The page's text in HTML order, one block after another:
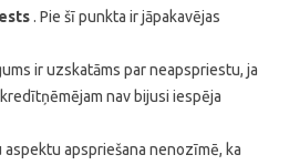
. Pie šī punkta ir jāpakavējas
ir uzskatāms par neapspriestu, ja
nav bijusi iespēja
apspriešana nenozīmē, ka